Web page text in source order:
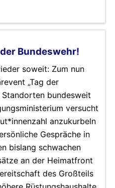
Bundeswehr!
soweit: Zum nun
„Tag der
Standorten bundesweit
versucht
anzukurbeln
Gespräche in
bislang schwachen
an der Heimatfront
des Großteils